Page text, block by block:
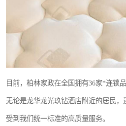
目前，柏林家政在全国拥有36家*连锁
无论是龙华龙光玖钻酒店附近的居民
受到我们统一标准的高质量服务。